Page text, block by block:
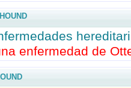
enfermedad de